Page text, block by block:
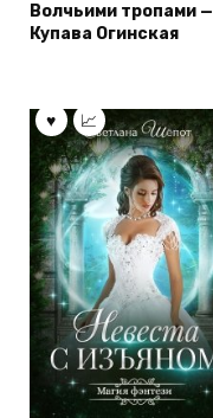
Волчьими тропами —
Купава Огинская